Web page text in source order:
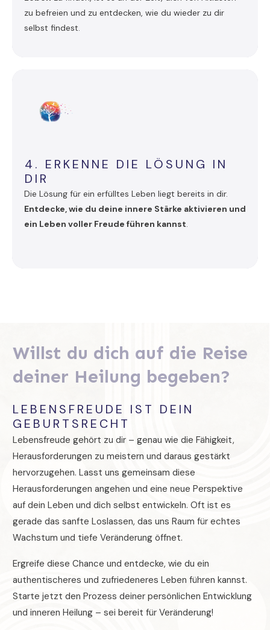
zu befreien und zu entdecken, wie du wieder zu dir
selbst findest.
4. ERKENNE DIE LÖSUNG IN
DIR
Die Lösung für ein erfülltes Leben liegt bereits in dir.
Entdecke, wie du deine innere Stärke aktivieren und
ein Leben voller Freude führen kannst.
Willst du dich auf die Reise
deiner Heilung begeben?
LEBENSFREUDE IST DEIN
GEBURTSRECHT
Lebensfreude gehört zu dir – genau wie die Fähigkeit,
Herausforderungen zu meistern und daraus gestärkt
hervorzugehen. Lasst uns gemeinsam diese
Herausforderungen angehen und eine neue Perspektive
auf dein Leben und dich selbst entwickeln. Oft ist es
gerade das sanfte Loslassen, das uns Raum für echtes
Wachstum und tiefe Veränderung öffnet.
Ergreife diese Chance und entdecke, wie du ein
authentischeres und zufriedeneres Leben führen kannst.
Starte jetzt den Prozess deiner persönlichen Entwicklung
und inneren Heilung – sei bereit für Veränderung!